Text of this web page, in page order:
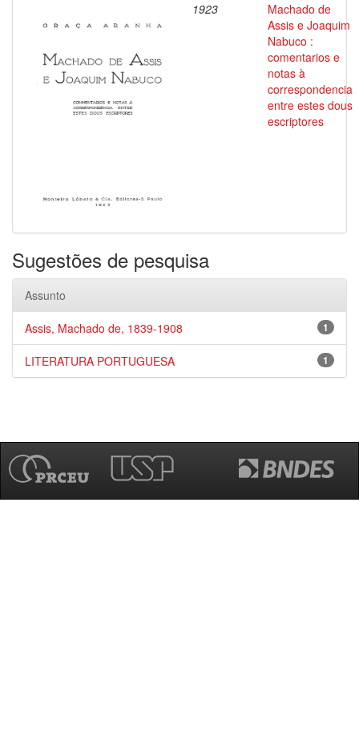
1923
Machado de
Assis e Joaquim
Nabuco :
comentarios e
notas à
correspondencia
entre estes dous
escriptores
Sugestões de pesquisa
Assunto
1
Assis, Machado de, 1839-1908
1
LITERATURA PORTUGUESA